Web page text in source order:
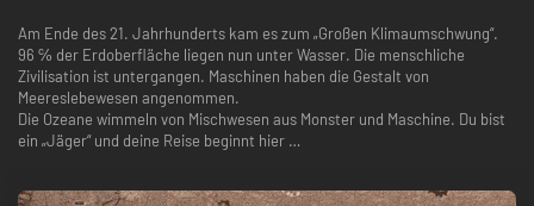
Am Ende des 21. Jahrhunderts kam es zum „Großen Klimaumschwung“.
96 ℅ der Erdoberfläche liegen nun unter Wasser. Die menschliche
Zivilisation ist untergangen. Maschinen haben die Gestalt von
Meereslebewesen angenommen.
Die Ozeane wimmeln von Mischwesen aus Monster und Maschine. Du bist
ein „Jäger“ und deine Reise beginnt hier …